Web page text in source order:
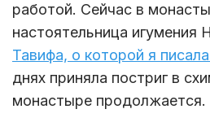
работой. Сейчас в
настоятельница игумения
Тавифа, о которой я
днях приняла постриг в
монастыре продолжается.